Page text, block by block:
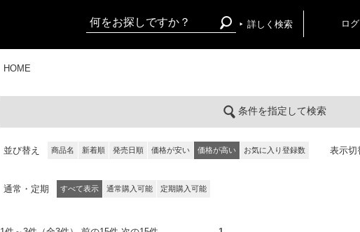
詳しく検索 ロ
HOME
条件を指定して検索
並び替え 商品名 新着順 発売日順 価格が安い 価格が高い お気に入り登録数 表示切
通常・定期 すべて表示 通常購入可能 定期購入可能